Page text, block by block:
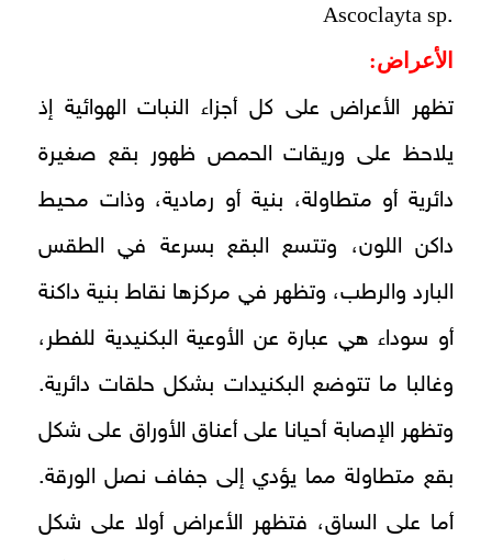
.
Ascoclayta sp
الأعراض:
تظهر الأعراض على كل أجزاء النبات الهوائية إذ
يلاحظ على وريقات الحمص ظهور بقع صغيرة
دائرية أو متطاولة، بنية أو رمادية، وذات محيط
داكن اللون، وتتسع البقع بسرعة في الطقس
البارد والرطب، وتظهر في مركزها نقاط بنية داكنة
أو سوداء هي عبارة عن الأوعية البكنيدية للفطر،
وغالبا ما تتوضع البكنيدات بشكل حلقات دائرية.
وتظهر الإصابة أحيانا على أعناق الأوراق على شكل
بقع متطاولة مما يؤدي إلى جفاف نصل الورقة.
أما على الساق، فتظهر الأعراض أولا على شكل